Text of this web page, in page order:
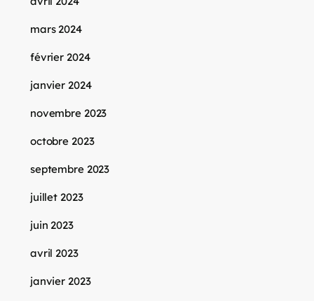
mars 2024
février 2024
janvier 2024
novembre 2023
octobre 2023
septembre 2023
juillet 2023
juin 2023
avril 2023
janvier 2023